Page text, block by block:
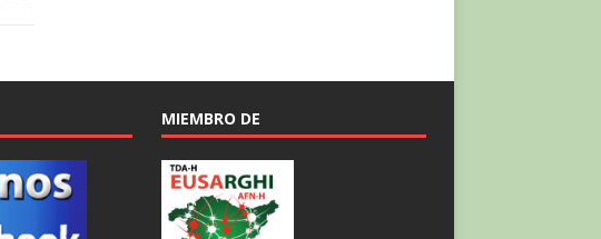
MIEMBRO DE